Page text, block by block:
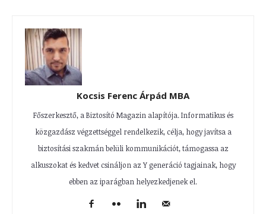
Kocsis Ferenc Árpád MBA
Főszerkesztő, a Biztosító Magazin alapítója. Informatikus és
közgazdász végzettséggel rendelkezik, célja, hogy javítsa a
biztosítási szakmán belüli kommunikációt, támogassa az
alkuszokat és kedvet csináljon az Y generáció tagjainak, hogy
ebben az iparágban helyezkedjenek el.